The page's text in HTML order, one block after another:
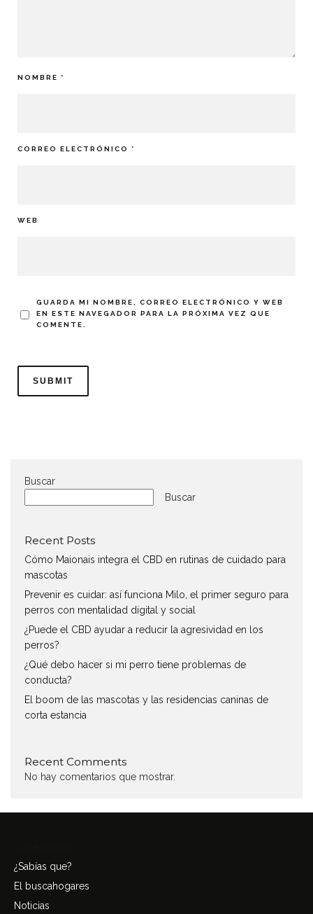
NOMBRE *
CORREO ELECTRÓNICO *
WEB
GUARDA MI NOMBRE, CORREO ELECTRÓNICO Y WEB
EN ESTE NAVEGADOR PARA LA PRÓXIMA VEZ QUE
COMENTE.
Buscar
Buscar
Recent Posts
Cómo Maionais integra el CBD en rutinas de cuidado para
mascotas
Prevenir es cuidar: así funciona Milo, el primer seguro para
perros con mentalidad digital y social
¿Puede el CBD ayudar a reducir la agresividad en los
perros?
¿Qué debo hacer si mi perro tiene problemas de
conducta?
El boom de las mascotas y las residencias caninas de
corta estancia
Recent Comments
No hay comentarios que mostrar.
¿Sabías que?
El buscahogares
Noticias